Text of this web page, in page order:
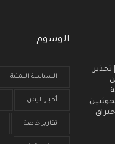
انذار مبكر (3) | تحذير
الوسوم
السياسة اليمنية
أخبار اليمن
تقارير خاصة